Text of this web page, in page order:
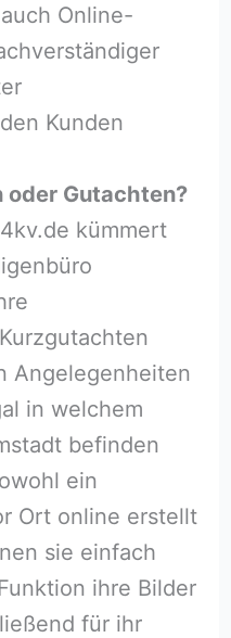
Online-
Kunden
oder Gutachten?
kümmert
Angelegenheiten
in welchem
befinden
ein
Ort online erstellt
sie einfach
ihre Bilder
für ihr